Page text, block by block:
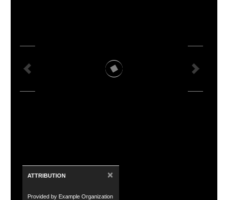
ATTRIBUTION ×
Provided by Example Organization